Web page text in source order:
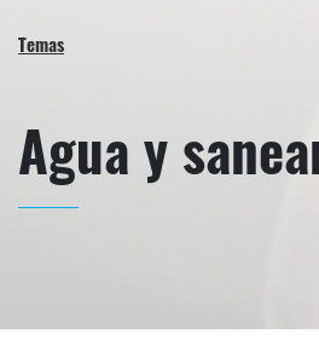
Temas
Agua y